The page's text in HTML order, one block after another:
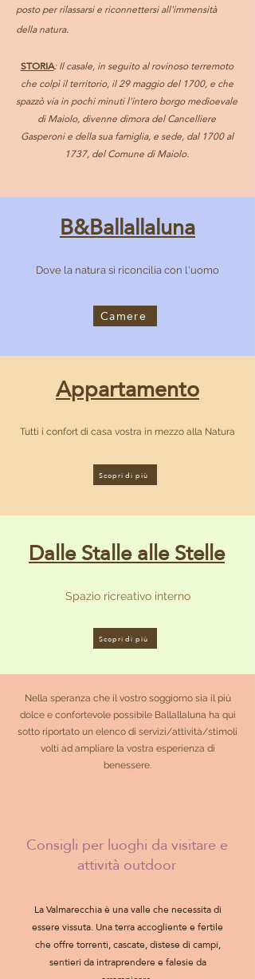
posto per rilassarsi e riconnettersi all'immensità
della natura.
STORIA: Il casale, in seguito al rovinoso terremoto
che colpì il territorio, il 29 maggio del 1700, e che
spazzò via in pochi minuti l'intero borgo medioevale
di Maiolo, divenne dimora del Cancelliere
Gasperoni e della sua famiglia, e sede, dal 1700 al
1737, del Comune di Maiolo.
B&Ballallaluna
Dove la natura si riconcilia con l'uomo
Camere
Appartamento
Tutti i confort di casa vostra in mezzo alla Natura
Scopri di più
Dalle Stalle alle Stelle
Spazio ricreativo interno
Scopri di più
Nella speranza che il vostro soggiorno sia il più
dolce e confortevole possibile Ballallaluna ha qui
sotto riportato un elenco di servizi/attività/stimoli
volti ad ampliare la vostra esperienza di
benessere.
Consigli per luoghi da visitare e
attività outdoor
La Valmarecchia è una valle che necessita di
essere vissuta. Una terra accogliente e fertile
che offre torrenti, cascate, distese di campi,
sentieri da intraprendere e falesie da